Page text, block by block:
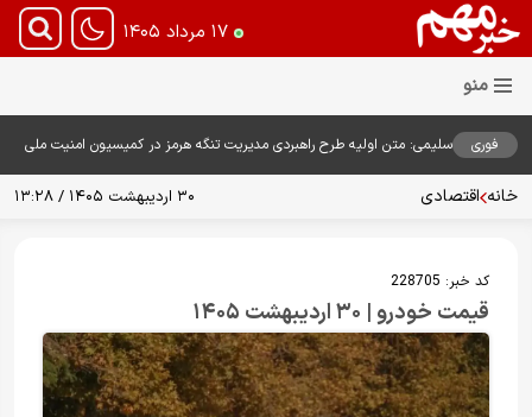
۱۷ مرداد ۱۴۰۵
فوری
سلیمی: متن اولیه طرح راهبردی مدیریت تنگه هرمز در کمیسیون امنیت ملی
خانه اقتصادی ۳۰ اردیبهشت ۱۴۰۵ / ۱۳:۲۸
کد خبر: 228705
قیمت‌ خودرو | ۳۰ اردیبهشت ۱۴۰۵